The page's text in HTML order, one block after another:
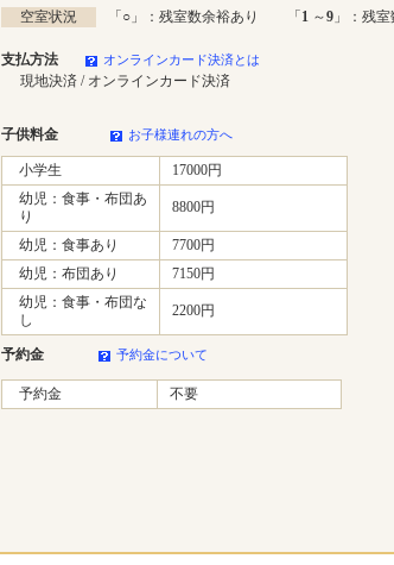
空室状況
「 ○ 」：残室数余裕あり 「 1 ～9 」：残
支払方法 オンラインカード決済とは
現地決済 / オンラインカード決済
子供料金 お子様連れの方へ
小学生
17000円
幼児：食事・布団あ
り
8800円
幼児：食事あり
7700円
幼児：布団あり
7150円
幼児：食事・布団な
し
2200円
予約金 予約金について
予約金 不要